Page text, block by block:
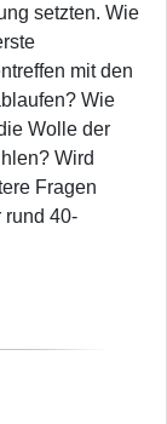
setzten. Wie
mit den
Wie
Wolle der
Wird
Fragen
rund 40-